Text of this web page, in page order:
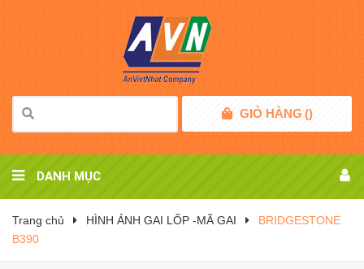
GIỎ HÀNG ()
DANH MỤC
Trang chủ HÌNH ẢNH GAI LỐP -MÃ GAI
BRIDGESTONE
B390